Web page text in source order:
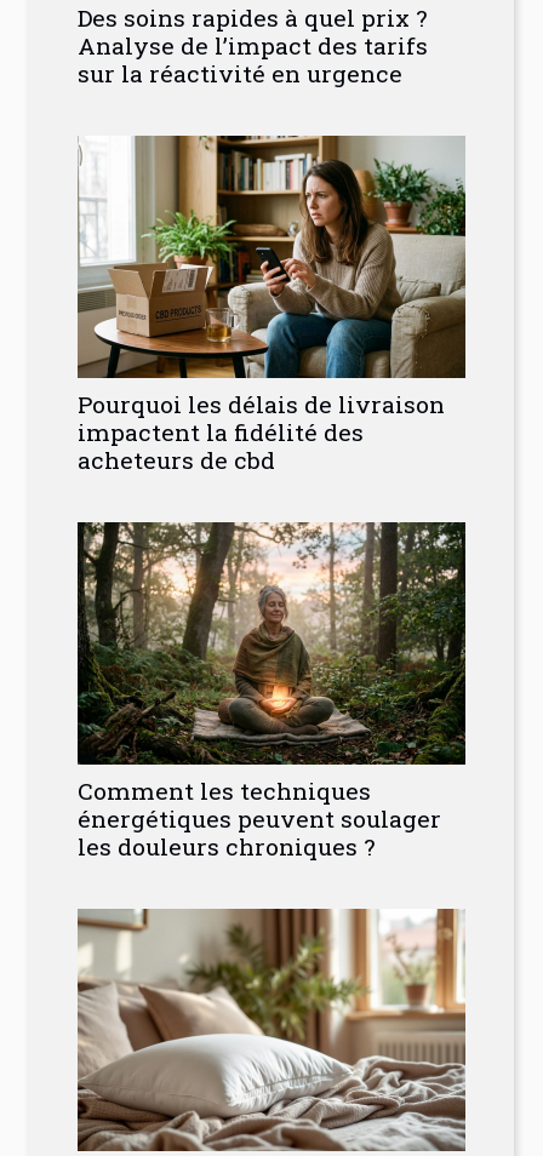
Des soins rapides à quel prix ?
Analyse de l’impact des tarifs
sur la réactivité en urgence
Pourquoi les délais de livraison
impactent la fidélité des
acheteurs de cbd
Comment les techniques
énergétiques peuvent soulager
les douleurs chroniques ?